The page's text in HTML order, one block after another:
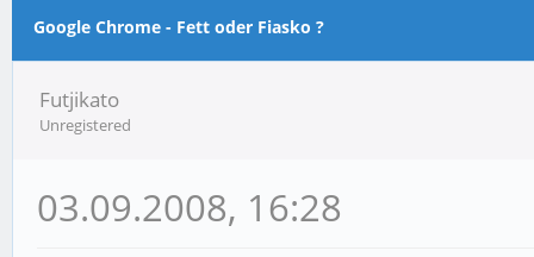
Google Chrome - Fett oder Fiasko ?
Futjikato
Unregistered
03.09.2008, 16:28